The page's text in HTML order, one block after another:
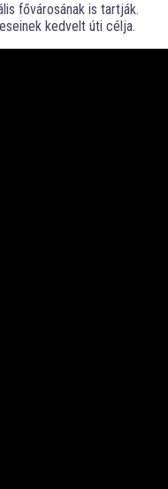
fővárosának is tartják.
kedvelt úti célja.